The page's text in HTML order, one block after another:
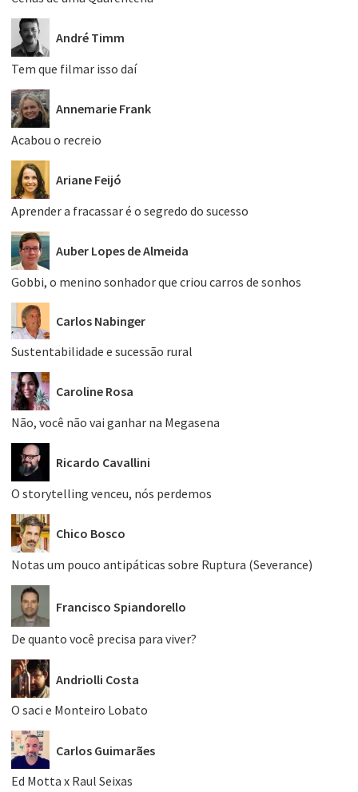
André Timm
Tem que filmar isso daí
Annemarie Frank
Acabou o recreio
Ariane Feijó
Aprender a fracassar é o segredo do sucesso
Auber Lopes de Almeida
Gobbi, o menino sonhador que criou carros de sonhos
Carlos Nabinger
Sustentabilidade e sucessão rural
Caroline Rosa
Não, você não vai ganhar na Megasena
Ricardo Cavallini
O storytelling venceu, nós perdemos
Chico Bosco
Notas um pouco antipáticas sobre Ruptura (Severance)
Francisco Spiandorello
De quanto você precisa para viver?
Andriolli Costa
O saci e Monteiro Lobato
Carlos Guimarães
Ed Motta x Raul Seixas